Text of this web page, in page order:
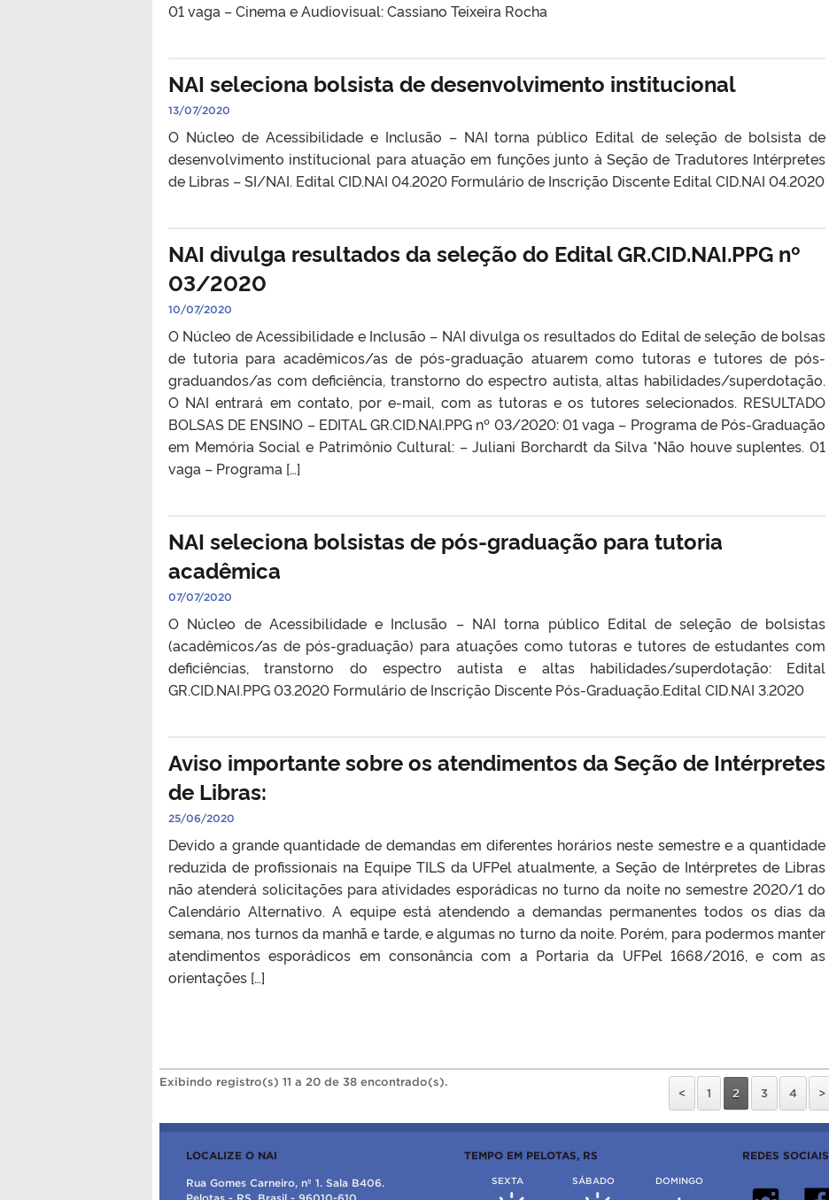
01 vaga – Cinema e Audiovisual: Cassiano Teixeira Rocha
NAI seleciona bolsista de desenvolvimento institucional
13/07/2020
O Núcleo de Acessibilidade e Inclusão – NAI torna público Edital de seleção de bolsista de
desenvolvimento institucional para atuação em funções junto à Seção de Tradutores Intérpretes
de Libras – SI/NAI. Edital CID.NAI 04.2020 Formulário de Inscrição Discente Edital CID.NAI 04.2020
NAI divulga resultados da seleção do Edital GR.CID.NAI.PPG nº
03/2020
10/07/2020
O Núcleo de Acessibilidade e Inclusão – NAI divulga os resultados do Edital de seleção de bolsas
de tutoria para acadêmicos/as de pós-graduação atuarem como tutoras e tutores de pós-
graduandos/as com deficiência, transtorno do espectro autista, altas habilidades/superdotação.
O NAI entrará em contato, por e-mail, com as tutoras e os tutores selecionados. RESULTADO
BOLSAS DE ENSINO – EDITAL GR.CID.NAI.PPG nº 03/2020: 01 vaga – Programa de Pós-Graduação
em Memória Social e Patrimônio Cultural: – Juliani Borchardt da Silva *Não houve suplentes. 01
vaga – Programa […]
NAI seleciona bolsistas de pós-graduação para tutoria
acadêmica
07/07/2020
O Núcleo de Acessibilidade e Inclusão – NAI torna público Edital de seleção de bolsistas
(acadêmicos/as de pós-graduação) para atuações como tutoras e tutores de estudantes com
deficiências, transtorno do espectro autista e altas habilidades/superdotação: Edital
GR.CID.NAI.PPG 03.2020 Formulário de Inscrição Discente Pós-Graduação.Edital CID.NAI 3.2020
Aviso importante sobre os atendimentos da Seção de Intérpretes
de Libras:
25/06/2020
Devido a grande quantidade de demandas em diferentes horários neste semestre e a quantidade
reduzida de profissionais na Equipe TILS da UFPel atualmente, a Seção de Intérpretes de Libras
não atenderá solicitações para atividades esporádicas no turno da noite no semestre 2020/1 do
Calendário Alternativo. A equipe está atendendo a demandas permanentes todos os dias da
semana, nos turnos da manhã e tarde, e algumas no turno da noite. Porém, para podermos manter
atendimentos esporádicos em consonância com a Portaria da UFPel 1668/2016, e com as
orientações […]
Exibindo registro(s) 11 a 20 de 38 encontrado(s).
<
1 2 3 4 >
LOCALIZE O NAI
Rua Gomes Carneiro, nº 1. Sala B406.
TEMPO EM PELOTAS, RS
SEXTA SÁBADO DOMINGO
REDES SOCIAIS